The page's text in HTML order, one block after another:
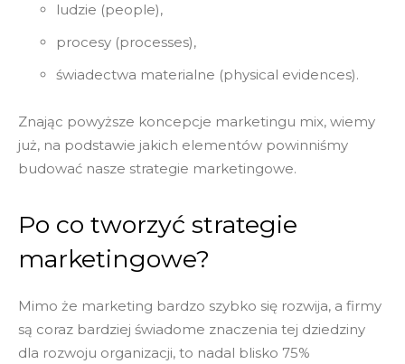
ludzie (people),
procesy (processes),
świadectwa materialne (physical evidences).
Znając powyższe koncepcje marketingu mix, wiemy
już, na podstawie jakich elementów powinniśmy
budować nasze strategie marketingowe.
Po co tworzyć strategie
marketingowe?
Mimo że marketing bardzo szybko się rozwija, a firmy
są coraz bardziej świadome znaczenia tej dziedziny
dla rozwoju organizacji, to nadal blisko 75%